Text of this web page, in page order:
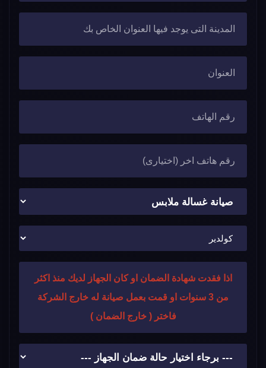
اذا فقدت شهادة الضمان او كان الجهاز لديك منذ اكثر
من 3 سنوات او قمت بعمل صيانة له خارج الشركة
فاختر ( خارج الضمان )